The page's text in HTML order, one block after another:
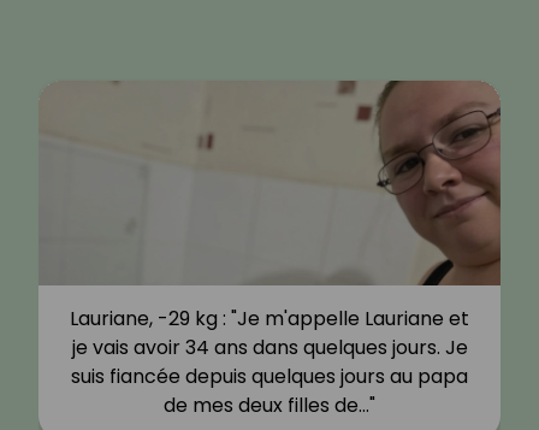
Lauriane, -29 kg : "Je m'appelle Lauriane et
je vais avoir 34 ans dans quelques jours. Je
suis fiancée depuis quelques jours au papa
de mes deux filles de…"